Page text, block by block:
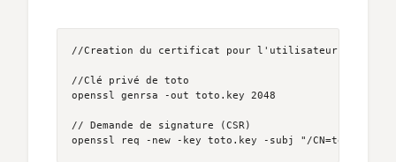
//Creation du certificat pour l'utilisateur "toto"
//Clé privé de toto
openssl genrsa -out toto.key 2048
// Demande de signature (CSR)